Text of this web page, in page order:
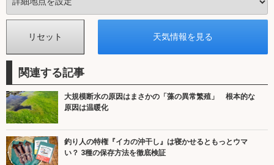
関連する記事
大規模断水の原因はまさかの「藻の異常繁殖」 根本的な
原因は温暖化
釣り人の特権『イカの沖干し』は寝かせるともっとウマ
い？ 3種の保存方法を徹底検証